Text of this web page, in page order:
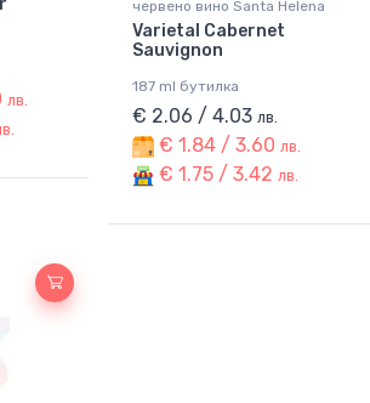
лв.
червено вино Santa Helena
Varietal Cabernet
Sauvignon
187 ml бутилка
€ 2.06 / 4.03 лв.
€ 1.84 / 3.60 лв.
€ 1.75 / 3.42 лв.